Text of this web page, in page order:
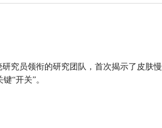
究员领衔的研究团队，首次揭示了皮肤
“开关”。